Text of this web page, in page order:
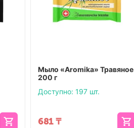
Мыло «Aromika» Травяное
200 г
Доступно: 197 шт.
681₸